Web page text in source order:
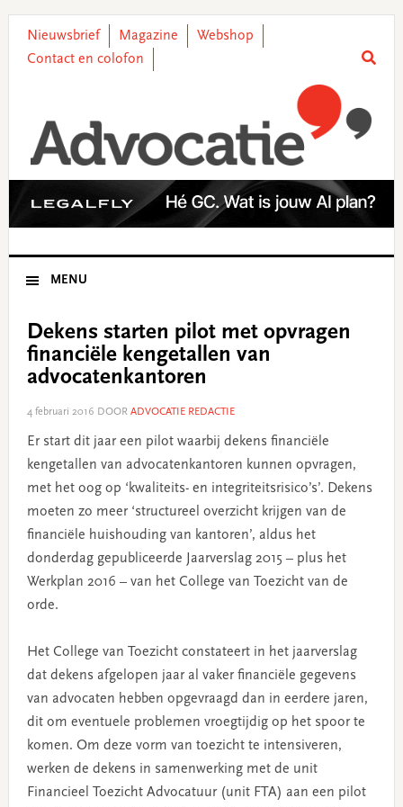
primary
main
primary
footer
Nieuwsbrief Magazine
Webshop
Contact en colofon
MENU
Dekens starten pilot met opvragen
financiële kengetallen van
advocatenkantoren
4 februari 2016 DOOR ADVOCATIE REDACTIE
Er start dit jaar een pilot waarbij dekens financiële
kengetallen van advocatenkantoren kunnen opvragen,
met het oog op ‘kwaliteits- en integriteitsrisico’s’. Dekens
moeten zo meer ‘structureel overzicht krijgen van de
financiële huishouding van kantoren’, aldus het
donderdag gepubliceerde Jaarverslag 2015 – plus het
Werkplan 2016 – van het College van Toezicht van de
orde.
Het College van Toezicht constateert in het jaarverslag
dat dekens afgelopen jaar al vaker financiële gegevens
van advocaten hebben opgevraagd dan in eerdere jaren,
dit om eventuele problemen vroegtijdig op het spoor te
komen. Om deze vorm van toezicht te intensiveren,
werken de dekens in samenwerking met de unit
Financieel Toezicht Advocatuur (unit FTA) aan een pilot